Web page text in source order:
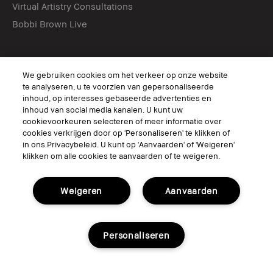
Virtual Artistry Consultations
Bobbi Brown Live
Suivez
Conditions générales
Ne pas vendre ou partager mes informations personnelles / publicités
ciblées
Limiter l'utilisation de mes informations personnelles sensibles
Accessibilité
We gebruiken cookies om het verkeer op onze website
te analyseren, u te voorzien van gepersonaliseerde
inhoud, op interesses gebaseerde advertenties en
inhoud van social media kanalen. U kunt uw
cookievoorkeuren selecteren of meer informatie over
cookies verkrijgen door op 'Personaliseren' te klikken of
in ons Privacybeleid. U kunt op 'Aanvaarden' of 'Weigeren'
klikken om alle cookies te aanvaarden of te weigeren.
Aanvaarden
Weigeren
Personaliseren